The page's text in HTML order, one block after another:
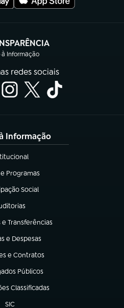
à Informação
(abre em nova aba)
redes sociais
Informação
em nova aba)
Programas
nova aba)
Social
nova aba)
em nova aba)
Transferências
aba)
e Despesas
nova aba)
e Contratos
nova aba)
Públicos
nova aba)
Classificadas
aba)
SIC